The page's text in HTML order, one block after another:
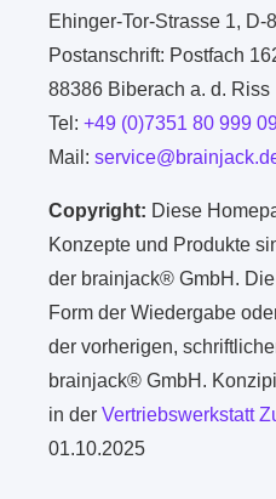
Ehinger-Tor-Strasse 1,
Postanschrift: Postfach
88386 Biberach a. d. Riss
Tel:+49 (0)7351 80 999
Mail:
Copyright: Diese
Konzepte und Produkte
der brainjack® GmbH.
Form der Wiedergabe
der vorherigen,
brainjack® GmbH.
in derVertriebswerkstatt
01.10.2025